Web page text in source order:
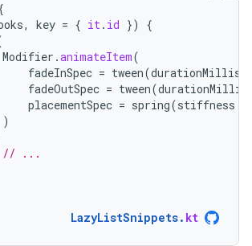
, key = { it. id })
{
Modifier .animateItem(
fadeInSpec = tween(durationMillis
fadeOutSpec = tween(durationMillis
placementSpec = spring(stiffness
)
// ...
LazyListSnippets. kt